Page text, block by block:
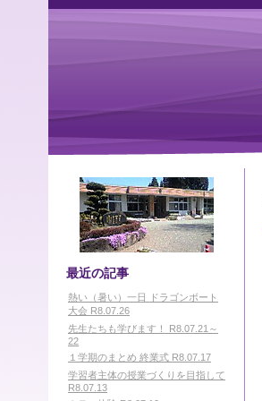
最近の記事
熱い（暑い）一日 ドラゴンボート
大会 R8.07.26
先生たちも学びます！ R8.07.21～
22
１学期のまとめ 終業式 R8.07.17
学習者主体の授業づくりを目指して
R8.07.13